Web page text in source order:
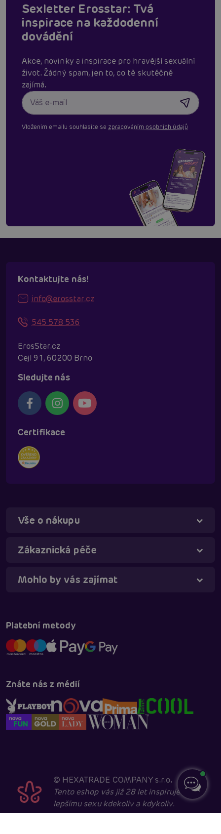
Sexletter Erosstar: Tvá
inspirace na každodenní
dovádění
Akce, novinky a inspirace pro hravější sexuální
život. Žádný spam, jen to, co tě skutěčně
zajímá.
Vložením emailu souhlasíte se zpracováním osobních údajů
Kontaktujte nás!
info@erosstar.cz
545 578 536
ErosStar.cz
Cejl 91, 60200 Brno
Sledujte nás
Certifikace
Vše o nákupu
Zákaznická péče
Mohlo by vás zajímat
Platební metody
Znáte nás z médií
© HEXATRADE COMPANY s.r.o.
Tento eshop vás již 28 let inspiruje k
lepšímu sexu kdekoliv a kdykoliv.
Táňa - virtuální asistentka